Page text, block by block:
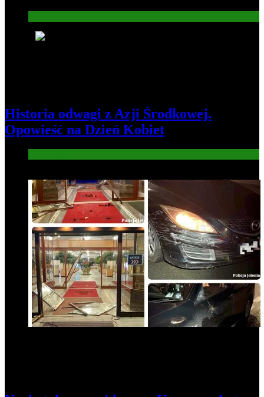
Historia odwagi z Azji Środkowej.
Opowieść na Dzień Kobiet